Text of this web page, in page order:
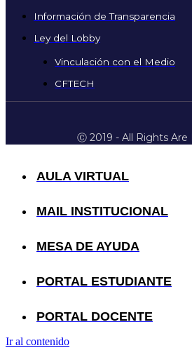
Información de Transparencia
Ley del Lobby
Vinculación con el Medio
CFTECH
Ⓒ 2019 - All Rights Are
AULA VIRTUAL
MAIL INSTITUCIONAL
MESA DE AYUDA
PORTAL ESTUDIANTE
PORTAL DOCENTE
Ir al contenido